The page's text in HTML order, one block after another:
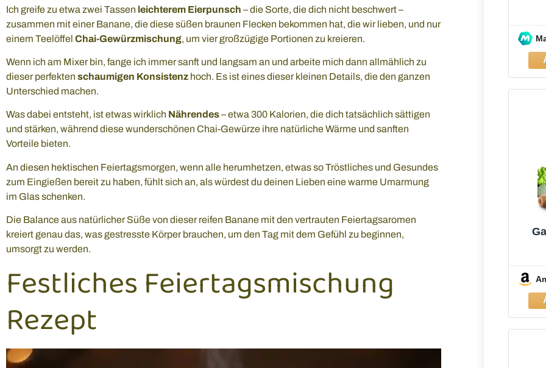
Ich greife zu etwa zwei Tassen leichterem Eierpunsch – die Sorte, die dich nicht beschwert –
zusammen mit einer Banane, die diese süßen braunen Flecken bekommen hat, die wir lieben, und nur
einem Teelöffel Chai-Gewürzmischung, um vier großzügige Portionen zu kreieren.
Wenn ich am Mixer bin, fange ich immer sanft und langsam an und arbeite mich dann allmählich zu
dieser perfekten schaumigen Konsistenz hoch. Es ist eines dieser kleinen Details, die den ganzen
Unterschied machen.
Was dabei entsteht, ist etwas wirklich Nährendes– etwa 300 Kalorien, die dich tatsächlich sättigen
und stärken, während diese wunderschönen Chai-Gewürze ihre natürliche Wärme und sanften
Vorteile bieten.
An diesen hektischen Feiertagsmorgen, wenn alle herumhetzen, etwas so Tröstliches und Gesundes
zum Eingießen bereit zu haben, fühlt sich an, als würdest du deinen Lieben eine warme Umarmung
im Glas schenken.
Die Balance aus natürlicher Süße von dieser reifen Banane mit den vertrauten Feiertagsaromen
kreiert genau das, was gestresste Körper brauchen, um den Tag mit dem Gefühl zu beginnen,
umsorgt zu werden.
Festliches Feiertagsmischung
Rezept